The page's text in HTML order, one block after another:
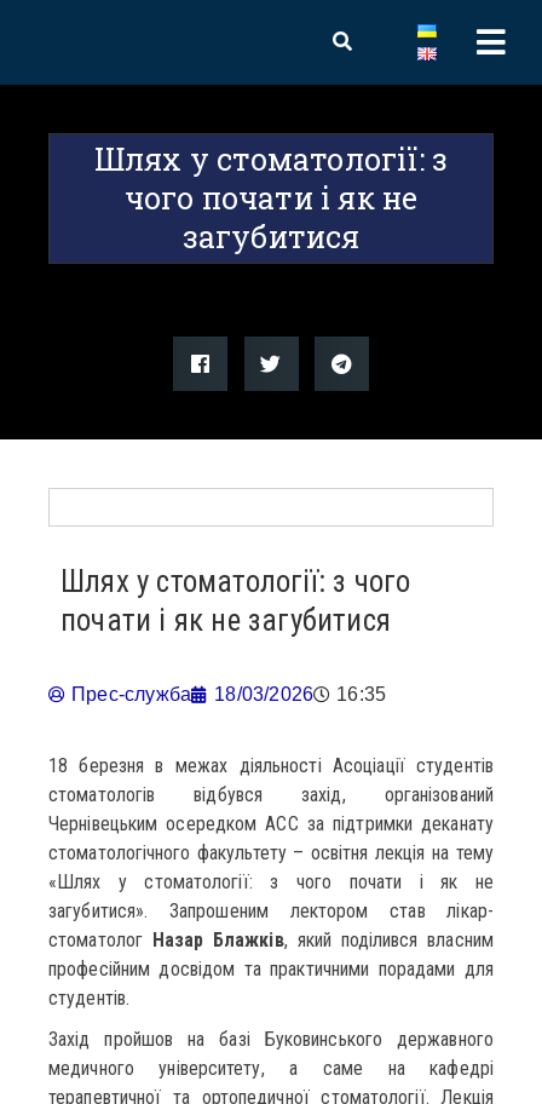
Шлях у стоматології: з
чого почати і як не
загубитися
Шлях у стоматології: з чого
почати і як не загубитися
Прес-служба 18/03/2026 16:35
18 березня в межах діяльності Асоціації студентів
стоматологів відбувся захід, організований
Чернівецьким осередком АСС за підтримки деканату
стоматологічного факультету – освітня лекція на тему
«Шлях у стоматології: з чого почати і як не
загубитися». Запрошеним лектором став лікар-
стоматолог Назар Блажків, який поділився власним
професійним досвідом та практичними порадами для
студентів.
Захід пройшов на базі Буковинського державного
медичного університету, а саме на кафедрі
терапевтичної та ортопедичної стоматології. Лекція